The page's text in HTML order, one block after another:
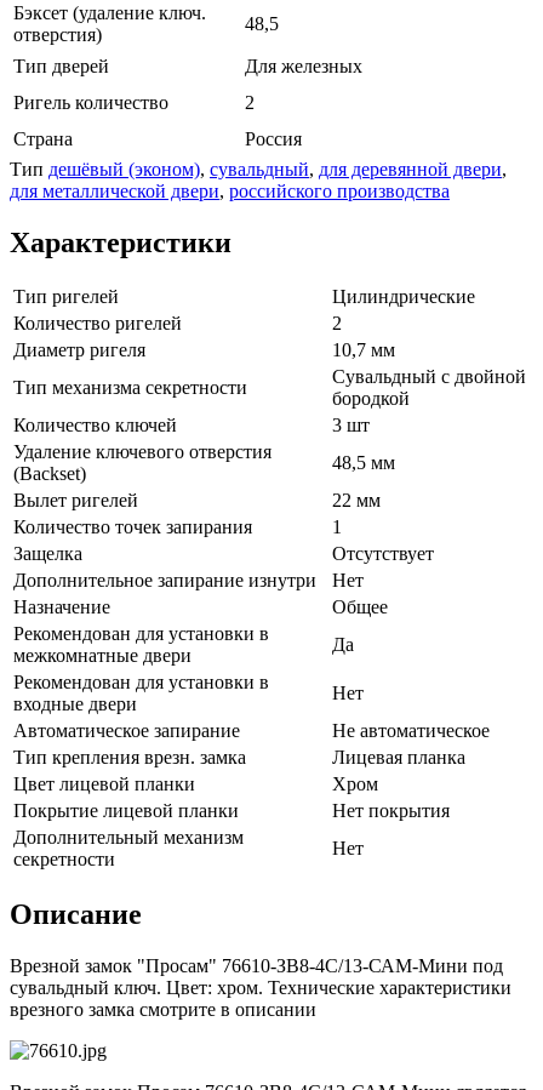
Бэксет (удаление ключ.
отверстия)
48,5
Тип дверей
Для железных
Ригель количество
2
Страна
Россия
Тип дешёвый (эконом), сувальдный, для деревянной двери,
для металлической двери, российского производства
Характеристики
Тип ригелей
Цилиндрические
Количество ригелей
2
Диаметр ригеля
10,7 мм
Тип механизма секретности
Сувальдный с двойной
бородкой
Количество ключей
3 шт
Удаление ключевого отверстия
(Backset)
48,5 мм
Вылет ригелей
22 мм
Количество точек запирания
1
Защелка
Отсутствует
Дополнительное запирание изнутри
Нет
Назначение
Общее
Рекомендован для установки в
межкомнатные двери
Да
Рекомендован для установки в
входные двери
Нет
Автоматическое запирание
Не автоматическое
Тип крепления врезн. замка
Лицевая планка
Цвет лицевой планки
Хром
Покрытие лицевой планки
Нет покрытия
Дополнительный механизм
секретности
Нет
Описание
Врезной замок "Просам" 76610-ЗВ8-4С/13-САМ-Мини под
сувальдный ключ. Цвет: хром. Технические характеристики
врезного замка смотрите в описании